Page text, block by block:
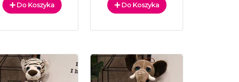
Do Koszyka Do Koszyka